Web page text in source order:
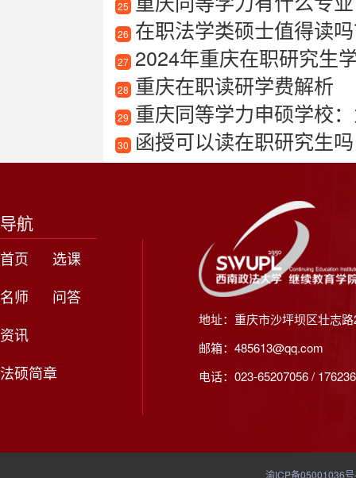
25
26 在职法学类硕士值得读吗？
27 2024年重庆在职研究生学
28 重庆在职读研学费解析
29 重庆同等学力申硕学校
30 函授可以读在职研究生吗
导航
首页
选课
名师
问答
资讯
法硕简章
地址：重庆市沙坪坝区壮志
邮箱：485613@qq.com
电话：023-65207056 /
渝ICP备05001036